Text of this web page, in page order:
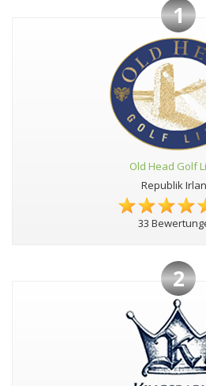
1
Old Head Golf
Republik
33
2